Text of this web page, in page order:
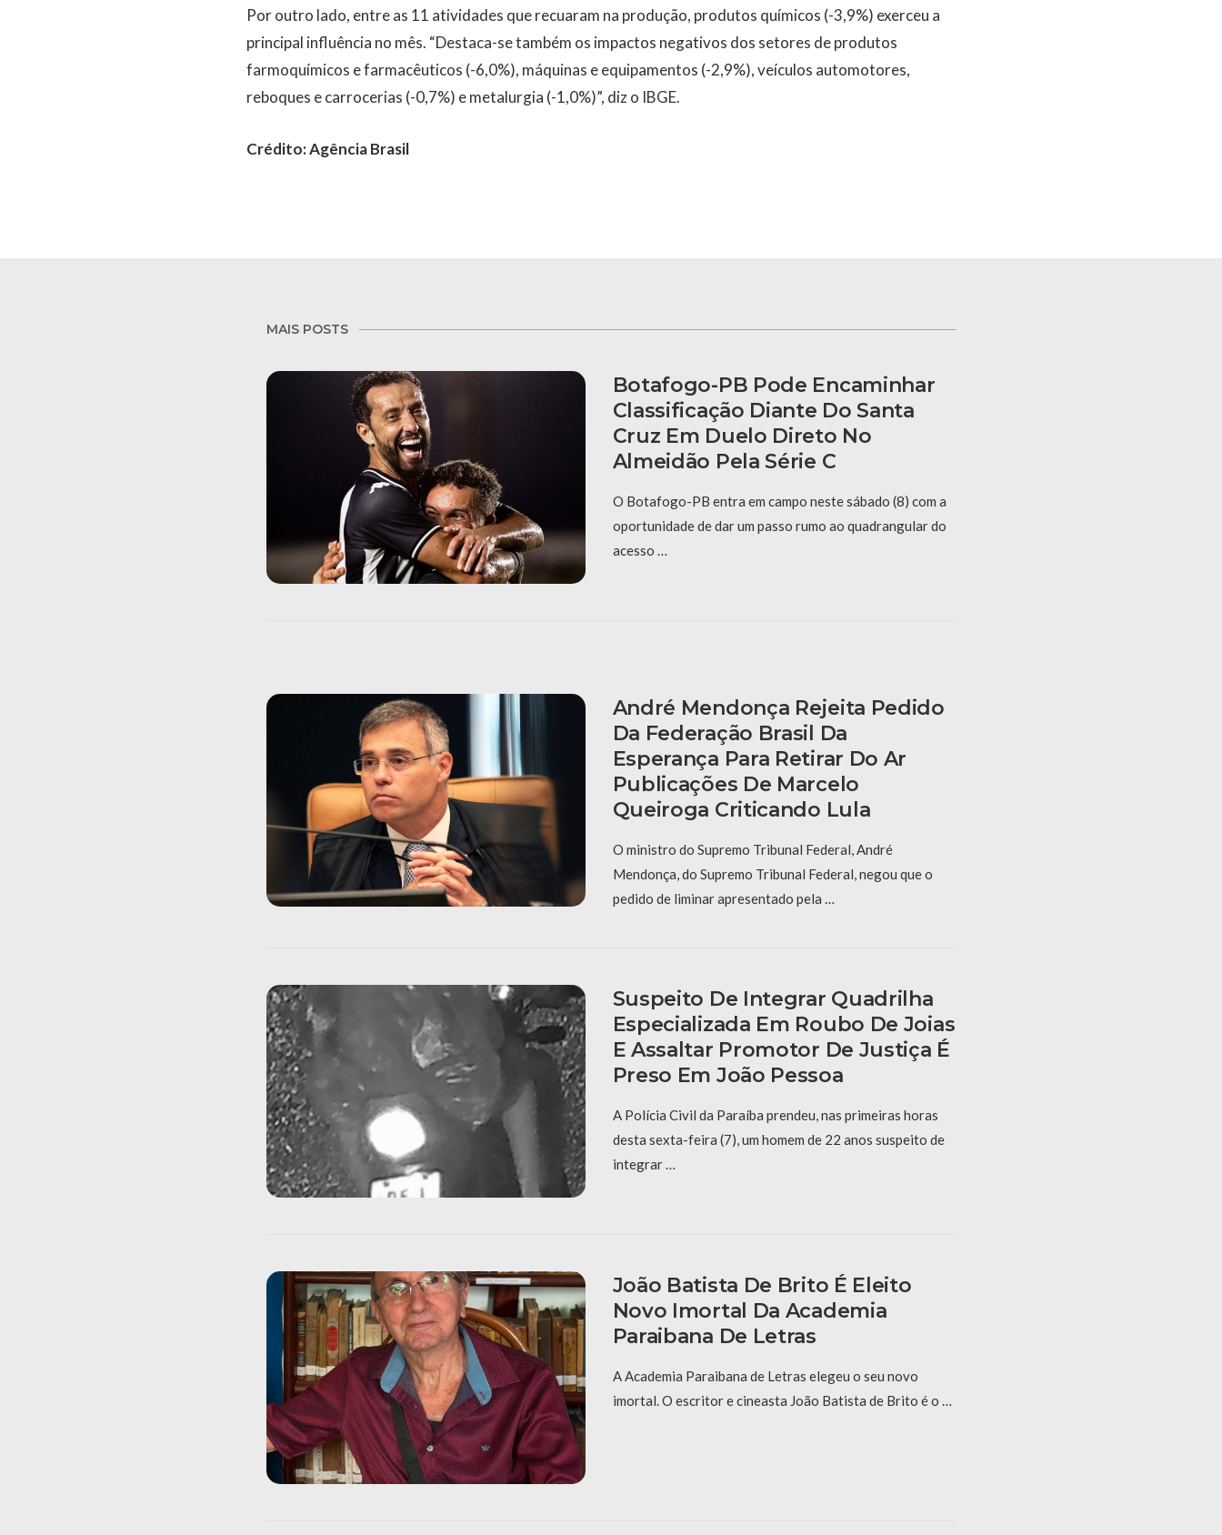
Por outro lado, entre as 11 atividades que recuaram na produção, produtos químicos (-3,9%) exerceu a
principal influência no mês. “Destaca-se também os impactos negativos dos setores de produtos
farmoquímicos e farmacêuticos (-6,0%), máquinas e equipamentos (-2,9%), veículos automotores,
reboques e carrocerias (-0,7%) e metalurgia (-1,0%)”, diz o IBGE.
Crédito: Agência Brasil
MAIS POSTS
Botafogo-PB Pode Encaminhar
Classificação Diante Do Santa
Cruz Em Duelo Direto No
Almeidão Pela Série C
O Botafogo-PB entra em campo neste sábado (8) com a
oportunidade de dar um passo rumo ao quadrangular do
acesso …
André Mendonça Rejeita Pedido
Da Federação Brasil Da
Esperança Para Retirar Do Ar
Publicações De Marcelo
Queiroga Criticando Lula
O ministro do Supremo Tribunal Federal, André
Mendonça, do Supremo Tribunal Federal, negou que o
pedido de liminar apresentado pela …
Suspeito De Integrar Quadrilha
Especializada Em Roubo De Joias
E Assaltar Promotor De Justiça É
Preso Em João Pessoa
A Polícia Civil da Paraíba prendeu, nas primeiras horas
desta sexta-feira (7), um homem de 22 anos suspeito de
integrar …
João Batista De Brito É Eleito
Novo Imortal Da Academia
Paraibana De Letras
A Academia Paraibana de Letras elegeu o seu novo
imortal. O escritor e cineasta João Batista de Brito é o …